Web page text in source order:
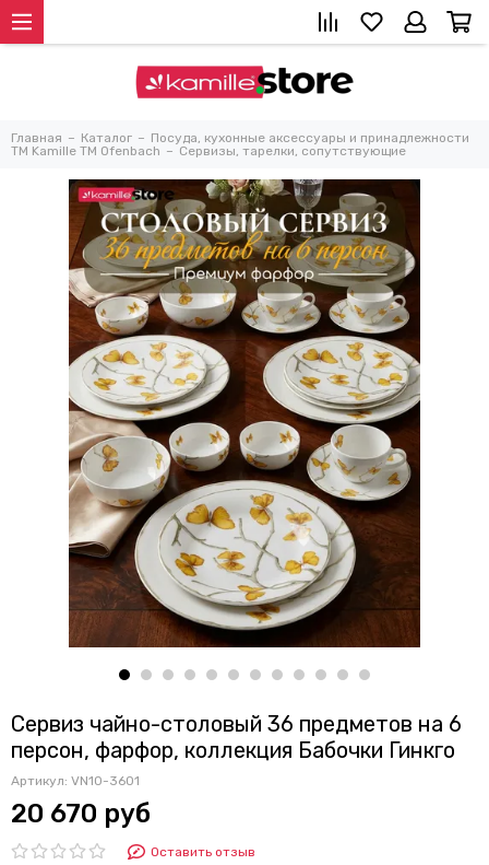
Главная Каталог
Посуда, кухонные аксессуары и принадлежности
TM Kamille TM Ofenbach
Сервизы, тарелки, сопутствующие
Сервиз чайно-столовый 36 предметов на 6
персон, фарфор, коллекция Бабочки Гинкго
Артикул: VN10-3601
20 670 руб
Оставить отзыв